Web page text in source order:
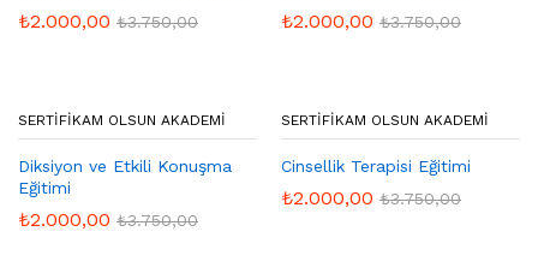
₺2.000,00 ₺3.750,00 ₺2.000,00 ₺3.750,00
SERTIFIKAM OLSUN AKADEMI
Diksiyon ve Etkili Konuşma
Eğitimi
₺2.000,00 ₺3.750,00
SERTIFIKAM OLSUN AKADEMI
Cinsellik Terapisi Eğitimi
₺2.000,00 ₺3.750,00